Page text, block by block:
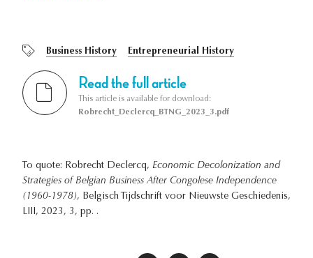
Business History Entrepreneurial History
Read the full article
This article is available for download:
Robrecht_Declercq_BTNG_2023_3.pdf
To quote: Robrecht Declercq, Economic Decolonization and
Strategies of Belgian Business After Congolese Independence
(1960-1978), Belgisch Tijdschrift voor Nieuwste Geschiedenis,
LIII, 2023, 3, pp. .